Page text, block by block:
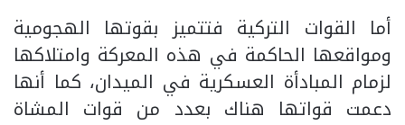
أما القوات التركية فتتميز بقوتها الهجومية
ومواقعها الحاكمة في هذه المعركة وامتلاكها
لزمام المبادأة العسكرية في الميدان، كما أنها
دعمت قواتها هناك بعدد من قوات المشاة